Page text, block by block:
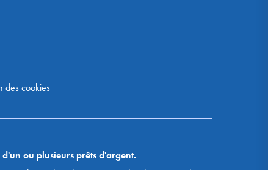
des cookies
ou plusieurs prêts d'argent.